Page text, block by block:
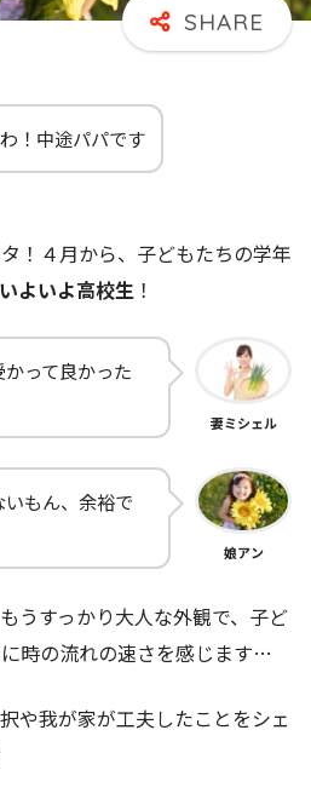
！中途パパです
！４月から、子どもたちの学年
よいよ高校生 ！
って良かった
妻ミシェル
もん、余裕で
娘アン
うすっかり大人な外観で、子ど
時の流れの速さを感じます…
や我が家が工夫したことをシェ